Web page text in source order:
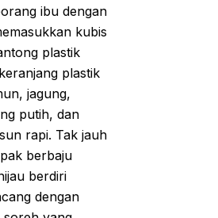
ibu dengan
kubis
plastik
plastik
jagung,
putih, dan
rapi. Tak jauh
berbaju
berdiri
dengan